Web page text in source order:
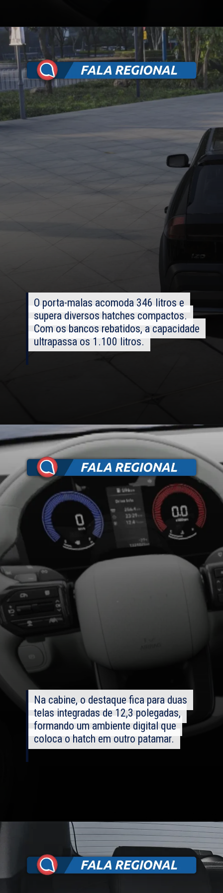
O porta-malas acomoda 346 litros e
supera diversos hatches compactos.
Com os bancos rebatidos, a capacidade
ultrapassa os 1.100 litros.
O porta-malas acomoda 346 litros e
supera diversos hatches compactos.
Com os bancos rebatidos, a capacidade
ultrapassa os 1.100 litros.
Na cabine, o destaque fica para duas
telas integradas de 12,3 polegadas,
formando um ambiente digital que
coloca o hatch em outro patamar.
Na cabine, o destaque fica para duas
telas integradas de 12,3 polegadas,
formando um ambiente digital que
coloca o hatch em outro patamar.